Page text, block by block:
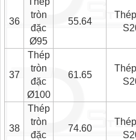
36
tròn
đặc
Ø95
55.64
37
Thép
tròn
đặc
Ø100
61.65
38
Thép
tròn
đặc
74.60